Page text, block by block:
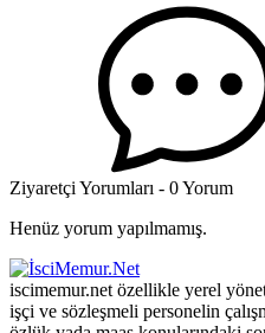
Ziyaretçi Yorumları - 0 Yorum
Henüz yorum yapılmamış.
iscimemur.net özellikle yerel
işçi ve sözleşmeli personelin